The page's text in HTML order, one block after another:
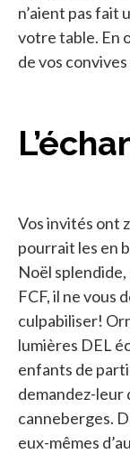
n’aient pas fait
votre table. En
de vos
Vos invités ont
pourrait les en
Noël
FCF, il ne vous
culpabiliser!
lumières DEL
enfants de
demandez-leur
canneberges.
eux-mêmes